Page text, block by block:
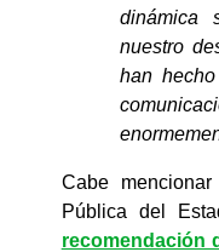
dinámica
nuestro
han
Cabe
Pública del
recomendación